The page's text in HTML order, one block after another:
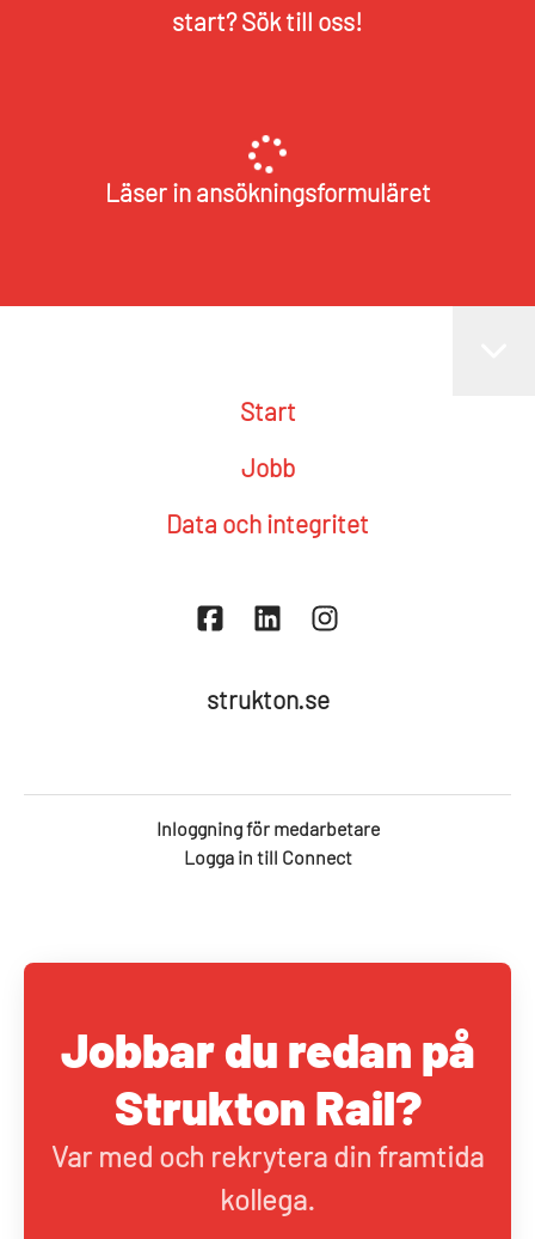
start? Sök till oss!
Läser in ansökningsformuläret
Start
Jobb
Data och integritet
strukton.se
Inloggning för medarbetare
Logga in till Connect
Jobbar du redan på
Strukton Rail?
Var med och rekrytera din framtida
kollega.